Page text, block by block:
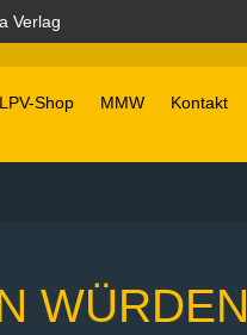
Verlag
Shop MMW Kontakt
WÜRDEN